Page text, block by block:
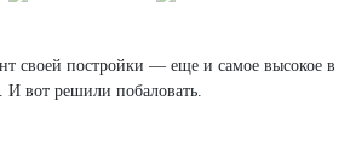
своей постройки — еще и самое высокое в
И вот решили побаловать.